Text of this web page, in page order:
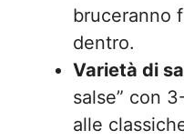
bruceranno
dentro.
Varietà di
salse” con
alle